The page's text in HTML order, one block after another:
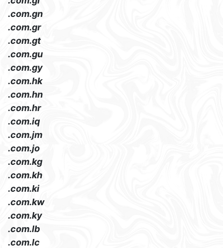
.com.gn
.com.gr
.com.gt
.com.gu
.com.gy
.com.hk
.com.hn
.com.hr
.com.iq
.com.jm
.com.jo
.com.kg
.com.kh
.com.ki
.com.kw
.com.ky
.com.lb
.com.lc